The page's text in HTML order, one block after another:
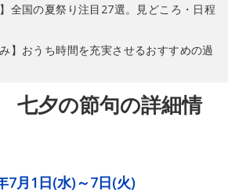
全国の夏祭り注目27選。見どころ・日程
】おうち時間を充実させるおすすめの過
七夕の節句の詳細情
7月1日(水)～7日(火)